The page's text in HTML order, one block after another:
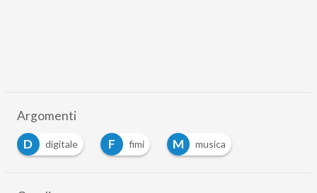
Argomenti
D
digitale F fimi M musica